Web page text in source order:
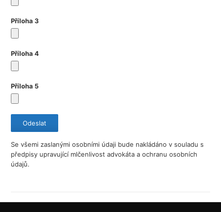
Příloha 3
Příloha 4
Příloha 5
Se všemi zaslanými osobními údaji bude nakládáno v souladu s
předpisy upravující mlčenlivost advokáta a ochranu osobních
údajů.